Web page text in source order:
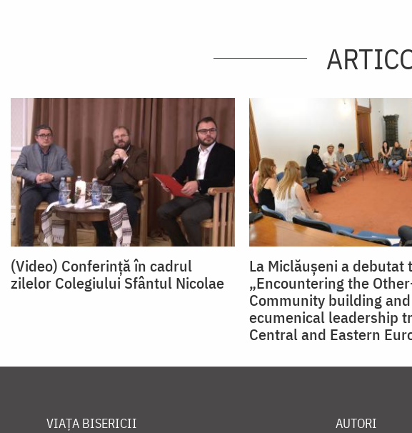
(Video) Conferință în cadrul
zilelor Colegiului Sfântul Nicolae
La Miclăușeni a debutat
„Encountering the
Community building and
ecumenical leadership
Central and Eastern
VIAȚA BISERICII
AUTORI